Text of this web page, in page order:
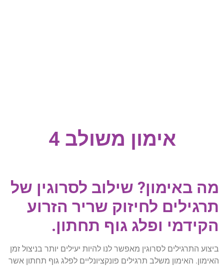
אימון משולב 4
מה באימון? שילוב לסרוגין של
תרגילים לחיזוק שריר הזרוע
הקידמי ופלג גוף תחתון.
ביצוע התרגילים לסרוגין מאפשר לנו להיות יעילים יותר בניצול זמן
האימון. האימון משלב תרגילים פונקציונליים לפלג גוף תחתון אשר